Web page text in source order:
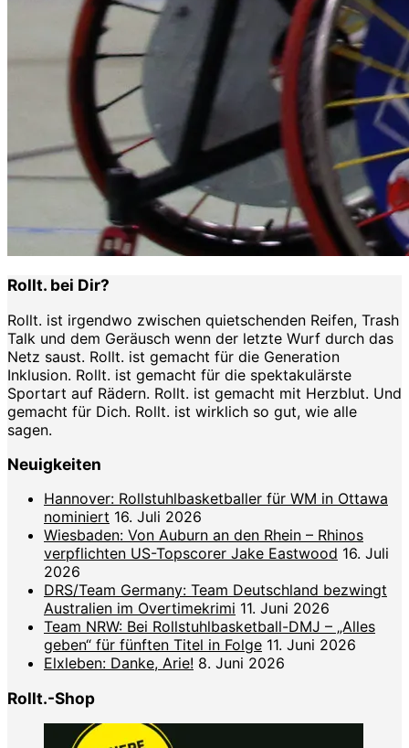
Rollt. bei Dir?
Rollt. ist irgendwo zwischen quietschenden Reifen, Trash
Talk und dem Geräusch wenn der letzte Wurf durch das
Netz saust. Rollt. ist gemacht für die Generation
Inklusion. Rollt. ist gemacht für die spektakulärste
Sportart auf Rädern. Rollt. ist gemacht mit Herzblut. Und
gemacht für Dich. Rollt. ist wirklich so gut, wie alle
sagen.
Neuigkeiten
Hannover: Rollstuhlbasketballer für WM in Ottawa
nominiert 16. Juli 2026
Wiesbaden: Von Auburn an den Rhein – Rhinos
verpflichten US-Topscorer Jake Eastwood 16. Juli
2026
DRS/Team Germany: Team Deutschland bezwingt
Australien im Overtimekrimi 11. Juni 2026
Team NRW: Bei Rollstuhlbasketball-DMJ – „Alles
geben“ für fünften Titel in Folge 11. Juni 2026
Elxleben: Danke, Arie! 8. Juni 2026
Rollt.-Shop